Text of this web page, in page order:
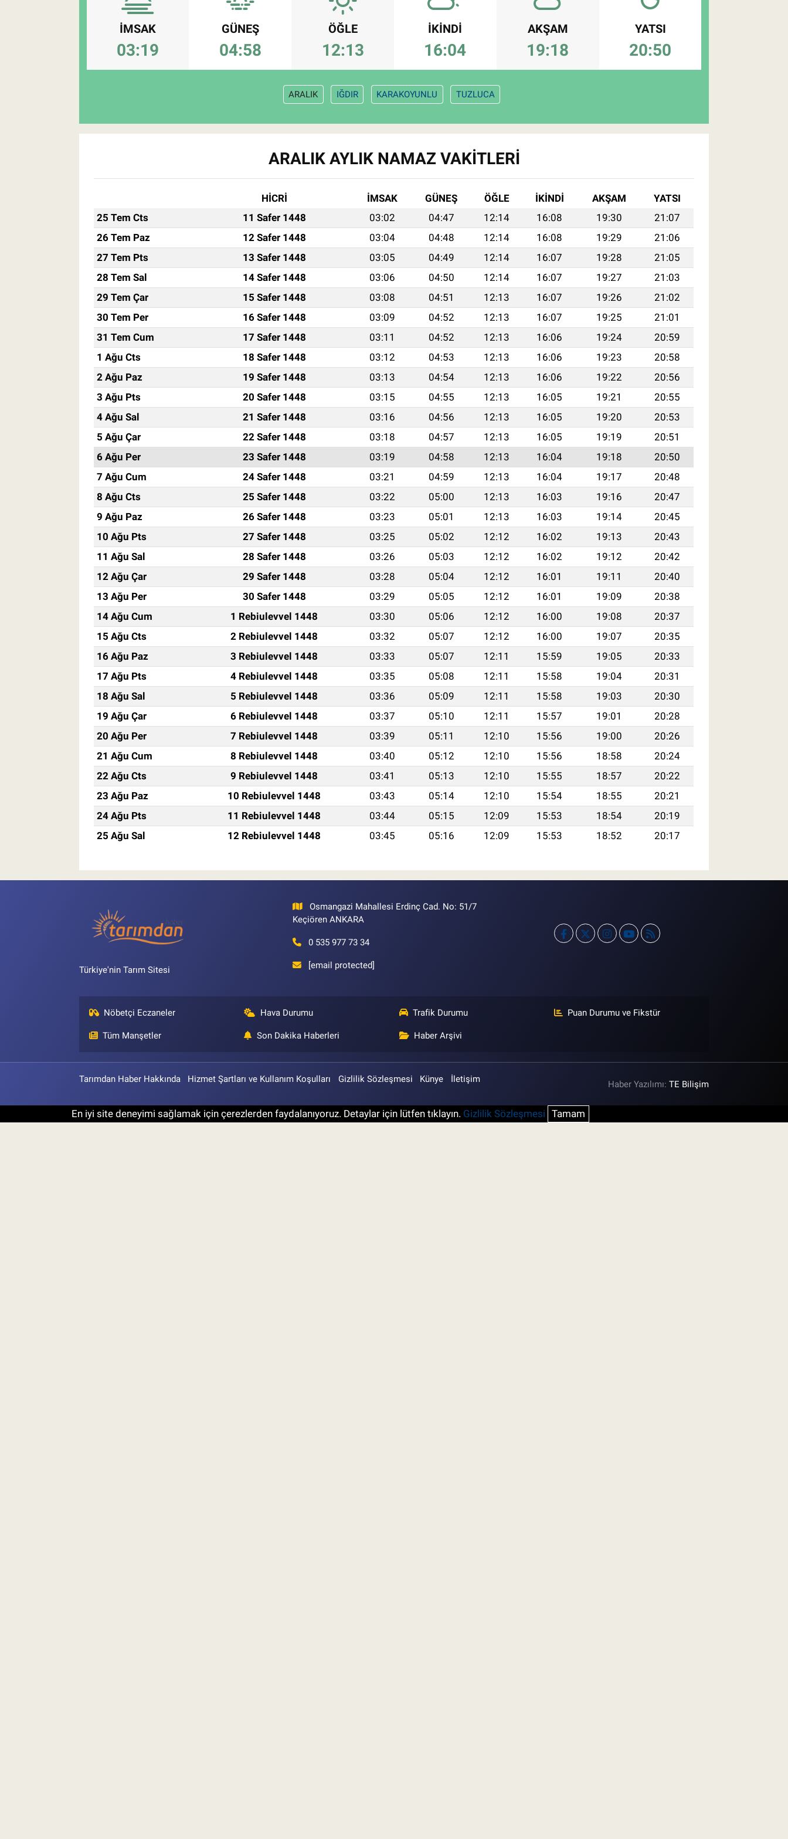
İMSAK
03:19
GÜNEŞ
04:58
ÖĞLE
12:13
İKINDI
16:04
AKŞAM
19:18
YATSI
20:50
ARALIK IĞDIR KARAKOYUNLU TUZLUCA
ARALIK AYLIK NAMAZ VAKITLERI
HİCRİ İMSAK GÜNEŞ ÖĞLE İKINDI AKŞAM
YATSI
25 Tem Cts
11 Safer 1448 03:02 04:47 12:14 16:08 19:30
21:07
26 Tem Paz
12 Safer 1448 03:04 04:48 12:14 16:08 19:29
21:06
27 Tem Pts
13 Safer 1448 03:05 04:49 12:14 16:07 19:28
21:05
28 Tem Sal
14 Safer 1448 03:06 04:50 12:14 16:07 19:27
21:03
29 Tem Çar
15 Safer 1448 03:08 04:51 12:13 16:07 19:26
21:02
30 Tem Per
16 Safer 1448 03:09 04:52 12:13 16:07 19:25
21:01
31 Tem Cum
17 Safer 1448 03:11 04:52 12:13 16:06 19:24
20:59
1 Ağu Cts
18 Safer 1448 03:12 04:53 12:13 16:06 19:23
20:58
2 Ağu Paz
19 Safer 1448 03:13 04:54 12:13 16:06 19:22
20:56
3 Ağu Pts
20 Safer 1448 03:15 04:55 12:13 16:05 19:21
20:55
4 Ağu Sal
21 Safer 1448 03:16 04:56 12:13 16:05 19:20
20:53
5 Ağu Çar
22 Safer 1448 03:18 04:57 12:13 16:05 19:19
20:51
6 Ağu Per
23 Safer 1448 03:19 04:58 12:13 16:04 19:18
20:50
7 Ağu Cum
24 Safer 1448 03:21 04:59 12:13 16:04 19:17
20:48
8 Ağu Cts
25 Safer 1448 03:22 05:00 12:13 16:03 19:16
20:47
9 Ağu Paz
26 Safer 1448 03:23 05:01 12:13 16:03 19:14
20:45
10 Ağu Pts
27 Safer 1448 03:25 05:02 12:12 16:02 19:13
20:43
11 Ağu Sal
28 Safer 1448 03:26 05:03 12:12 16:02 19:12
20:42
12 Ağu Çar
29 Safer 1448 03:28 05:04 12:12 16:01 19:11
20:40
13 Ağu Per
30 Safer 1448 03:29 05:05 12:12 16:01 19:09
20:38
14 Ağu Cum
1 Rebiulevvel 1448 03:30 05:06 12:12 16:00 19:08
20:37
15 Ağu Cts
2 Rebiulevvel 1448 03:32 05:07 12:12 16:00 19:07
20:35
16 Ağu Paz
3 Rebiulevvel 1448 03:33 05:07 12:11 15:59 19:05
20:33
17 Ağu Pts
4 Rebiulevvel 1448 03:35 05:08 12:11 15:58 19:04
20:31
18 Ağu Sal
5 Rebiulevvel 1448 03:36 05:09 12:11 15:58 19:03
20:30
19 Ağu Çar
6 Rebiulevvel 1448 03:37 05:10 12:11 15:57 19:01
20:28
20 Ağu Per
7 Rebiulevvel 1448 03:39 05:11 12:10 15:56 19:00
20:26
21 Ağu Cum
8 Rebiulevvel 1448 03:40 05:12 12:10 15:56 18:58
20:24
22 Ağu Cts
9 Rebiulevvel 1448 03:41 05:13 12:10 15:55 18:57
20:22
23 Ağu Paz
10 Rebiulevvel 1448 03:43 05:14 12:10 15:54 18:55
20:21
24 Ağu Pts
11 Rebiulevvel 1448 03:44 05:15 12:09 15:53 18:54
20:19
25 Ağu Sal
12 Rebiulevvel 1448 03:45 05:16 12:09 15:53 18:52 20:17
Türkiye'nin Tarım Sitesi
Osmangazi Mahallesi Erdinç Cad. No: 51/7
Keçiören ANKARA
0 535 977 73 34
[email protected]
Nöbetçi Eczaneler Hava Durumu Trafik Durumu Puan Durumu ve Fikstür
Tüm Manşetler Son Dakika Haberleri Haber Arşivi
Tarımdan Haber Hakkında Hizmet Şartları ve Kullanım Koşulları Gizlilik Sözleşmesi Künye İletişim Haber Yazılımı:TE Bilişim
En iyi site deneyimi sağlamak için çerezlerden faydalanıyoruz. Detaylar için lütfen tıklayın. Gizlilik Sözleşmesi Tamam
Tahıllar ve Baklagiller